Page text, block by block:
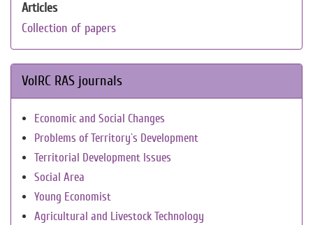
Articles
Collection of papers
VolRC RAS journals
Economic and Social Changes
Problems of Territory`s Development
Territorial Development Issues
Social Area
Young Economist
Agricultural and Livestock Technology